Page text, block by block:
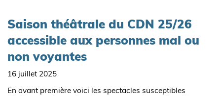
Saison théâtrale du CDN 25/26
accessible aux personnes mal ou
non voyantes
16 juillet 2025
En avant première voici les spectacles susceptibles